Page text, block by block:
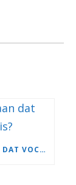
WELKE SIGNALEN GEVEN AAN DAT VOCHTBESTRIJDING URGENT IS?